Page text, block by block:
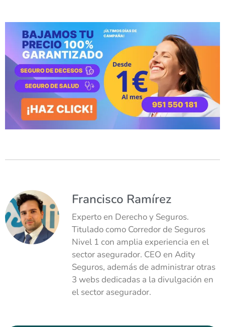
Francisco Ramírez
Experto en Derecho y Seguros.
Titulado como Corredor de Seguros
Nivel 1 con amplia experiencia en el
sector asegurador. CEO en Adity
Seguros, además de administrar otras
3 webs dedicadas a la divulgación en
el sector asegurador.